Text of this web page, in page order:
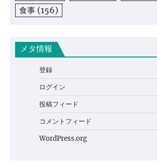
食事 (156)
メタ情報
登録
ログイン
投稿フィード
コメントフィード
WordPress.org